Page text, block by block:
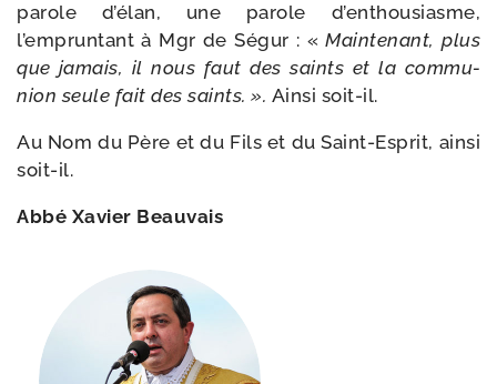
parole d’é­lan, une parole d’en­thou­siasme,
l’empruntant à Mgr de Ségur : « Maintenant, plus
que jamais, il nous faut des saints et la com­mu­
nion seule fait des saints. ». Ainsi soit-​il.
Au Nom du Père et du Fils et du Saint-​Esprit, ain­si
soit-il.
Abbé Xavier Beauvais